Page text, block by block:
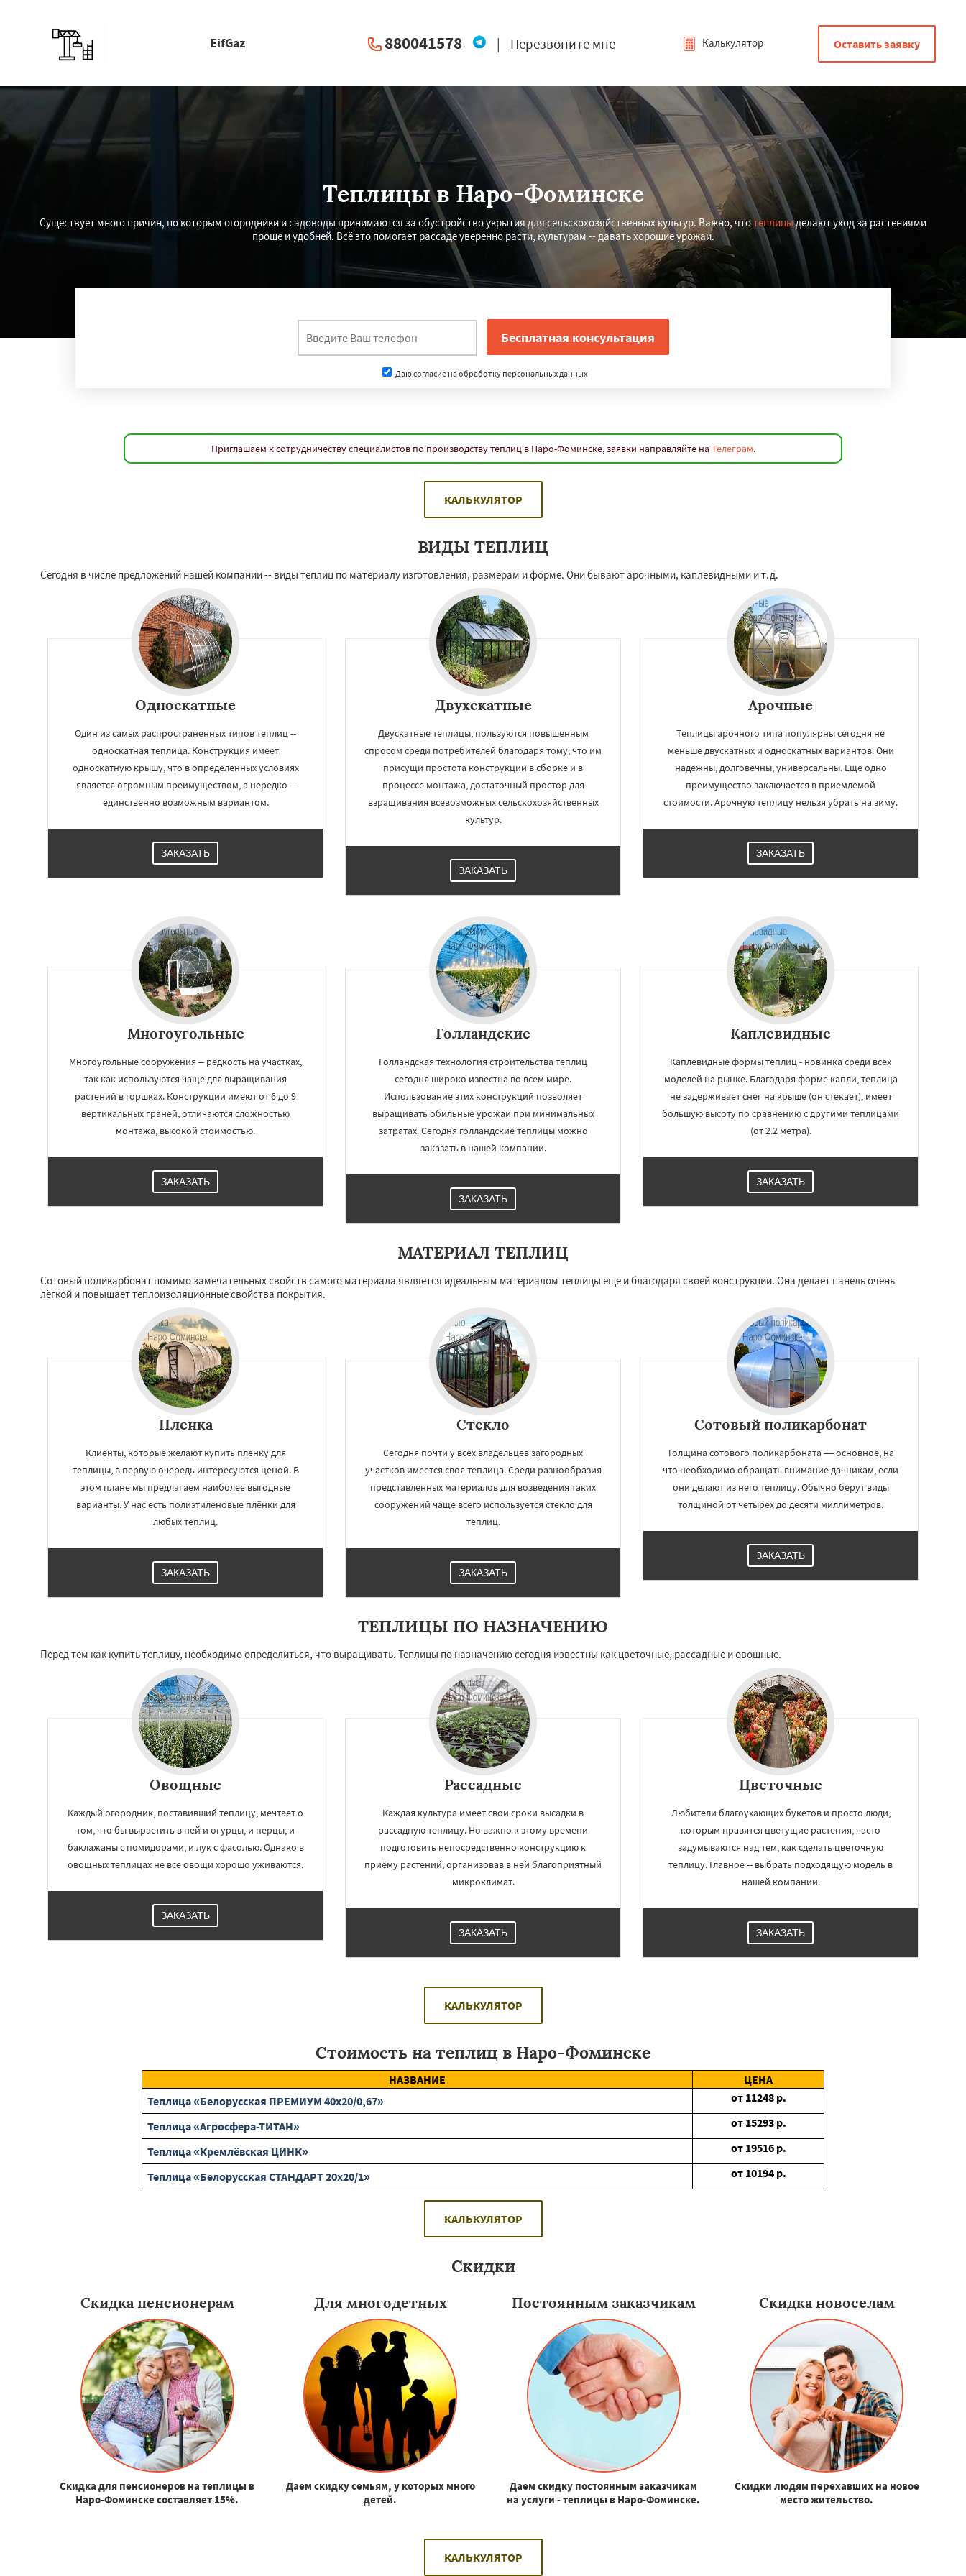
×
Озеры Орехово-Зуево
Раменское
Серпухов Солнечногорск Купавна
Ступино Талдом
Белоомут
EifGaz 880041578 | Перезвоните мне Калькулятор Оставить заявку
Теплицы в Наро-Фоминске
Существует много причин, по которым огородники и садоводы принимаются за обустройство укрытия для сельскохозяйственных культур. Важно, чтотеплицыделают уход за растениями
проще и удобней. Всё это помогает рассаде уверенно расти, культурам -- давать хорошие урожаи.
Даю согласие на обработку персональных данных
Приглашаем к сотрудничеству специалистов по производству теплиц в Наро-Фоминске, заявки направляйте на Телеграм.
КАЛЬКУЛЯТОР
ВИДЫ ТЕПЛИЦ
Сегодня в числе предложений нашей компании -- виды теплиц по материалу изготовления, размерам и форме. Они бывают арочными, каплевидными и т.д.
Односкатные
Один из самых распространенных типов теплиц --
односкатная теплица. Конструкция имеет
односкатную крышу, что в определенных условиях
является огромным преимуществом, а нередко –
единственно возможным вариантом.
ЗАКАЗАТЬ
Двухскатные
Двускатные теплицы, пользуются повышенным
спросом среди потребителей благодаря тому, что им
присущи простота конструкции в сборке и в
процессе монтажа, достаточный простор для
взращивания всевозможных сельскохозяйственных
культур.
ЗАКАЗАТЬ
Арочные
Теплицы арочного типа популярны сегодня не
меньше двускатных и односкатных вариантов. Они
надёжны, долговечны, универсальны. Ещё одно
преимущество заключается в приемлемой
стоимости. Арочную теплицу нельзя убрать на зиму.
ЗАКАЗАТЬ
Многоугольные
Многоугольные сооружения – редкость на участках,
так как используются чаще для выращивания
растений в горшках. Конструкции имеют от 6 до 9
вертикальных граней, отличаются сложностью
монтажа, высокой стоимостью.
ЗАКАЗАТЬ
Голландские
Голландская технология строительства теплиц
сегодня широко известна во всем мире.
Использование этих конструкций позволяет
выращивать обильные урожаи при минимальных
затратах. Сегодня голландские теплицы можно
заказать в нашей компании.
ЗАКАЗАТЬ
Каплевидные
Каплевидные формы теплиц - новинка среди всех
моделей на рынке. Благодаря форме капли, теплица
не задерживает снег на крыше (он стекает), имеет
большую высоту по сравнению с другими теплицами
(от 2.2 метра).
ЗАКАЗАТЬ
МАТЕРИАЛ ТЕПЛИЦ
Сотовый поликарбонат помимо замечательных свойств самого материала является идеальным материалом теплицы еще и благодаря своей конструкции. Она делает панель очень
лёгкой и повышает теплоизоляционные свойства покрытия.
Пленка
Клиенты, которые желают купить плёнку для
теплицы, в первую очередь интересуются ценой. В
этом плане мы предлагаем наиболее выгодные
варианты. У нас есть полиэтиленовые плёнки для
любых теплиц.
ЗАКАЗАТЬ
Стекло
Сегодня почти у всех владельцев загородных
участков имеется своя теплица. Среди разнообразия
представленных материалов для возведения таких
сооружений чаще всего используется стекло для
теплиц.
ЗАКАЗАТЬ
Сотовый поликарбонат
Толщина сотового поликарбоната — основное, на
что необходимо обращать внимание дачникам, если
они делают из него теплицу. Обычно берут виды
толщиной от четырех до десяти миллиметров.
ЗАКАЗАТЬ
ТЕПЛИЦЫ ПО НАЗНАЧЕНИЮ
Перед тем как купить теплицу, необходимо определиться, что выращивать. Теплицы по назначению сегодня известны как цветочные, рассадные и овощные.
Овощные
Каждый огородник, поставивший теплицу, мечтает о
том, что бы вырастить в ней и огурцы, и перцы, и
баклажаны с помидорами, и лук с фасолью. Однако в
овощных теплицах не все овощи хорошо уживаются.
ЗАКАЗАТЬ
Рассадные
Каждая культура имеет свои сроки высадки в
рассадную теплицу. Но важно к этому времени
подготовить непосредственно конструкцию к
приёму растений, организовав в ней благоприятный
микроклимат.
ЗАКАЗАТЬ
Цветочные
Любители благоухающих букетов и просто люди,
которым нравятся цветущие растения, часто
задумываются над тем, как сделать цветочную
теплицу. Главное -- выбрать подходящую модель в
нашей компании.
ЗАКАЗАТЬ
КАЛЬКУЛЯТОР
Стоимость на теплиц в Наро-Фоминске
НАЗВАНИЕ
ЦЕНА
Теплица «Белорусская ПРЕМИУМ 40х20/0,67»
от 11248 р.
Теплица «Агросфера-ТИТАН»
от 15293 р.
Теплица «Кремлёвская ЦИНК»
от 19516 р.
Теплица «Белорусская СТАНДАРТ 20х20/1»
от 10194 р.
КАЛЬКУЛЯТОР
Скидки
Скидка пенсионерам
Скидка для пенсионеров на теплицы в
Наро-Фоминске составляет 15%.
Для многодетных
Даем скидку семьям, у которых много
детей.
Постоянным заказчикам
Даем скидку постоянным заказчикам
на услуги - теплицы в Наро-Фоминске.
Скидка новоселам
Скидки людям перехавших на новое
место жительство.
КАЛЬКУЛЯТОР
УЗНАТЬ ПОДРОБНЕЕ